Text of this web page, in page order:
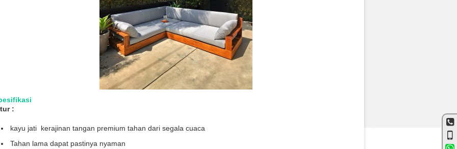
:
kayu jati kerajinan tangan premium tahan dari segala cuaca
Tahan lama dapat pastinya nyaman